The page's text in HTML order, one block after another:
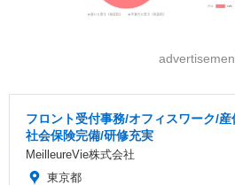
フロント受付事務/オフィスワーク/
社会保険完備/研修充実
MeilleureVie株式会社
東京都